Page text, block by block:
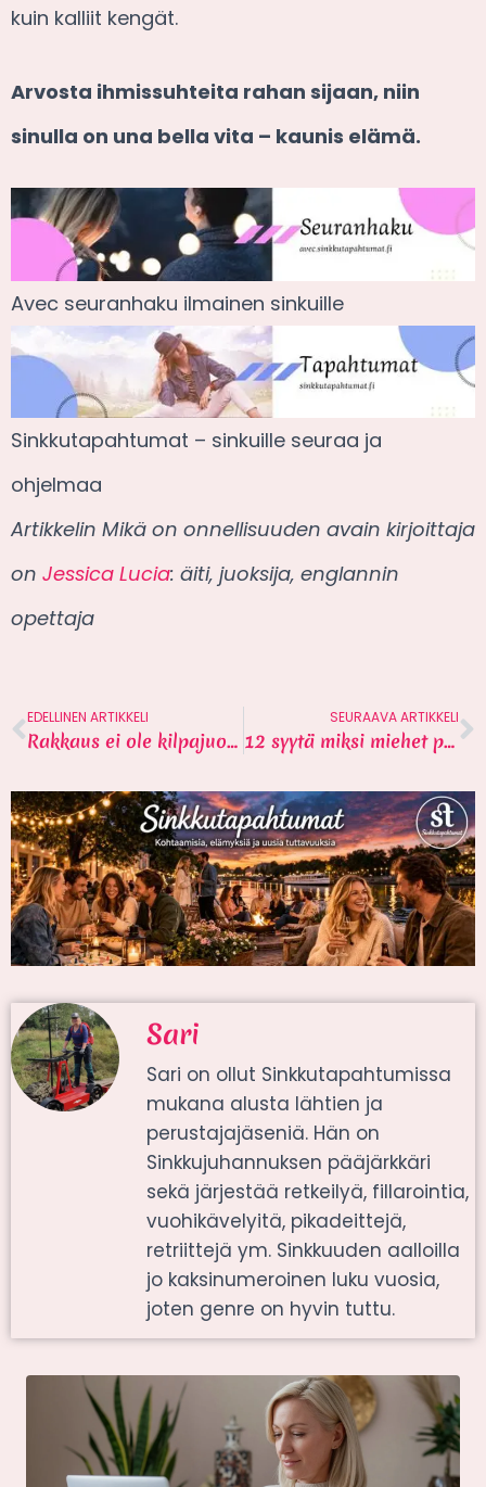
kuin kalliit kengät.
Arvosta ihmissuhteita rahan sijaan, niin
sinulla on una bella vita – kaunis elämä.
Avec seuranhaku ilmainen sinkuille
Sinkkutapahtumat – sinkuille seuraa ja
ohjelmaa
Artikkelin Mikä on onnellisuuden avain kirjoittaja
on Jessica Lucia: äiti, juoksija, englannin
opettaja
EDELLINEN ARTIKKELI
Rakkaus ei ole kilpajuoksua aikaa vastaan – 3 vinkkiä
SEURAAVA ARTIKKELI
12 syytä miksi miehet päättävät suhteen
Sari
Sari on ollut Sinkkutapahtumissa
mukana alusta lähtien ja
perustajajäseniä. Hän on
Sinkkujuhannuksen pääjärkkäri
sekä järjestää retkeilyä, fillarointia,
vuohikävelyitä, pikadeittejä,
retriittejä ym. Sinkkuuden aalloilla
jo kaksinumeroinen luku vuosia,
joten genre on hyvin tuttu.